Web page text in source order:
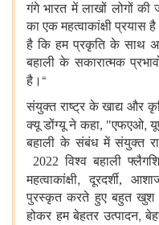
गंगे भारत में लाखों लोगों
का एक महत्वाकांक्षी प्रयास
है कि हम प्रकृति के साथ
बहाली के सकारात्मक
है। “
संयुक्त राष्ट्र के खाद्य और
क्यू डोंग्यू ने कहा, "एफएओ,
बहाली के संबंध में संयुक्त
2022 विश्व बहाली
महत्वाकांक्षी,दूरदर्शी,
पुरस्कृत करते हुए बहुत खुश
होकर हम बेहतर उत्पादन,